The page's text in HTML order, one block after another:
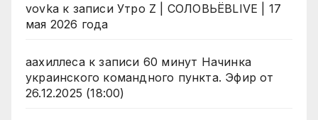
vovka к записи Утро Z | СОЛОВЬЁВLIVE | 17
мая 2026 года
аахиллесак записи 60 минут Начинка
украинского командного пункта. Эфир от
26.12.2025 (18:00)